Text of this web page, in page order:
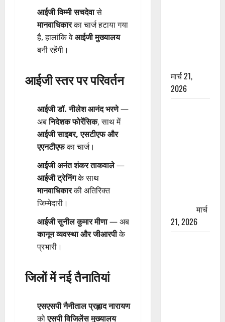
आईजी विम्मी सचदेवासे
मानवाधिकारका चार्ज हटाया गया
है, हालांकि वेआईजी मुख्यालय
बनी रहेंगी।
आईजी स्तर पर परिवर्तन
आईजी डॉ. नीलेश आनंद भरणे—
अबनिदेशक फोरेंसिक, साथ में
आईजी साइबर, एसटीएफ और
एएनटीएफका चार्ज।
आईजी अनंत शंकर ताकवाले—
आईजी ट्रेनिंगके साथ
मानवाधिकारकी अतिरिक्त
जिम्मेदारी।
आईजी सुनील कुमार मीणा— अब
कानून व्यवस्था और जीआरपीके
प्रभारी।
जिलों में नई तैनातियां
एसएसपी नैनीताल प्रह्लाद नारायण
कोएसपी विजिलेंस मुख्यालय
मार्च 21,
2026
मार्च
21, 2026